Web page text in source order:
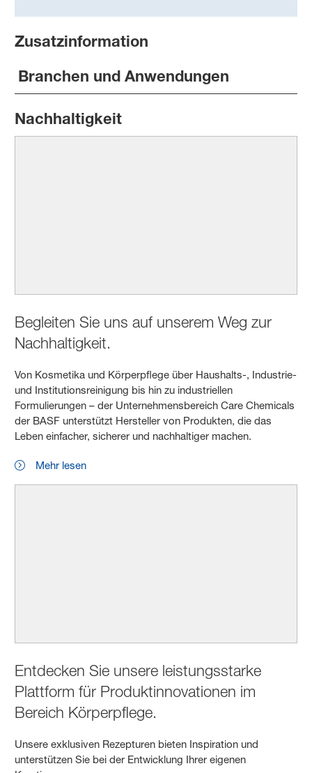
Zusatzinformation
Branchen und Anwendungen
Nachhaltigkeit
Begleiten Sie uns auf unserem Weg zur
Nachhaltigkeit.
Von Kosmetika und Körperpflege über Haushalts-, Industrie-
und Institutionsreinigung bis hin zu industriellen
Formulierungen – der Unternehmensbereich Care Chemicals
der BASF unterstützt Hersteller von Produkten, die das
Leben einfacher, sicherer und nachhaltiger machen.
Mehr lesen
Entdecken Sie unsere leistungsstarke
Plattform für Produktinnovationen im
Bereich Körperpflege.
Unsere exklusiven Rezepturen bieten Inspiration und
unterstützen Sie bei der Entwicklung Ihrer eigenen